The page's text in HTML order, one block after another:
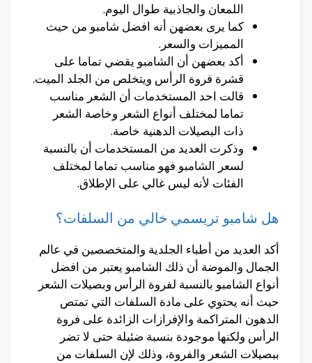
اللمعان والجاذبية طوال اليوم.
كما يرى بعضهن أنه افضل شامبو من حيث
المميزات والسعر.
أكد بعضهن أن الشامبو يقضي تماما على
قشرة فروة الرأس ويتخلص من الجلد الميت.
قالت احد المستخدمات أن الشعر مناسب
تماما لمختلف أنواع الشعر وخاصة الشعر
ذات البصيلات الدهنية خاصة.
وذكرت العديد من المستخدمات أن بالنسبة
لسعر الشامبو فهو مناسب تماما لمختلف
الفئات لأنه ليس غالي على الإطلاق.
هل شامبو تريسمي خالي من السلفات؟
أكد العديد من أطباء الجلدية والمتخصصين في عالم
الجمال والموضة أن ذلك الشامبو يعتبر من افضل
أنواع الشامبو بالنسبة لفروة الرأس وبصيلات الشعر
حيث أنه يحتوي على مادة السلفات التي تمتص
الدهون المتراكمة والإفرازات الزائدة على فروة
الرأس ولكنها موجودة بنسبة ضئيلة حتى لا تضر
ببصيلات الشعر والفروة، وذلك لإن السلفات من